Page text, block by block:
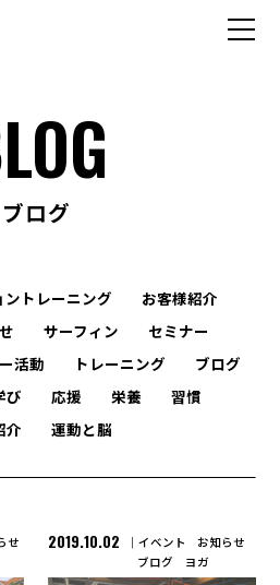
ブログ
ントレーニング
お客様紹介
サーフィン
セミナー
活動 トレーニング
ブログ
び 応援 栄養
習慣
介
運動と脳
せ
2019.10.02 イベント
お知らせ
ブログ
ヨガ